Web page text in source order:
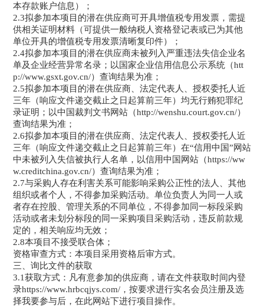
本存款账户信息）；
2.3拟参加本项目的潜在供应商可开具增值税专用发票，需提
供相关证明材料（可提供一般纳税人资格登记表或已为其他
单位开具的增值税专用发票清晰复印件）；
2.4拟参加本项目的潜在供应商未被列入严重违法失信企业名
单及企业经营异常名录；以国家企业信用信息公示系统（htt
p://www.gsxt.gov.cn/）查询结果为准；
2.5拟参加本项目的潜在供应商、法定代表人、授权委托人近
三年（响应文件递交截止之日起算前三年）均无行贿犯罪纪
录证明；以中国裁判文书网站（http://wenshu.court.gov.cn/）
查询结果为准；
2.6拟参加本项目的潜在供应商、法定代表人、授权委托人近
三年（响应文件递交截止之日起算前三年）在“信用中国”网站
中未被列入失信被执行人名单，以信用中国网站（https://ww
w.creditchina.gov.cn/）查询结果为准；
2.7与采购人存在利害关系可能影响采购公正性的法人、其他
组织或者个人，不得参加采购活动。单位负责人为同一人或
者存在控股、管理关系的不同单位，不得参加同一标段采购
活动或者未划分标段的同一采购项目采购活动，违反前款规
定的，相关响应均无效；
2.8本项目不接受联合体；
资格审查方式：本项目采用资格后审方式。
三、询比文件的获取
3.1获取方式：凡有意参加的供应商，请在文件获取时间内登
录https://www.hrbcqjys.com/，按要求进行实名会员注册及选
择我要参与后，在此网站下进行项目操作。